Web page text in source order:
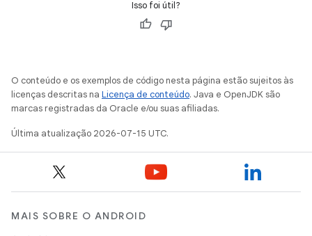
Isso foi útil?
O conteúdo e os exemplos de código nesta página estão sujeitos às
licenças descritas na Licença de conteúdo. Java e OpenJDK são
marcas registradas da Oracle e/ou suas afiliadas.
Última atualização 2026-07-15 UTC.
MAIS SOBRE O ANDROID